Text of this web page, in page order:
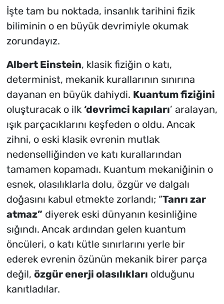
İşte tam bu noktada, insanlık tarihini fizik
biliminin o en büyük devrimiyle okumak
zorundayız.
Albert Einstein, klasik fiziğin o katı,
determinist, mekanik kurallarının sınırına
dayanan en büyük dahiydi. Kuantum fiziğini
oluşturacak o ilk ‘devrimci kapıları’ aralayan,
ışık parçacıklarını keşfeden o oldu. Ancak
zihni, o eski klasik evrenin mutlak
nedenselliğinden ve katı kurallarından
tamamen kopamadı. Kuantum mekaniğinin o
esnek, olasılıklarla dolu, özgür ve dalgalı
doğasını kabul etmekte zorlandı; “Tanrı zar
atmaz”diyerek eski dünyanın kesinliğine
sığındı. Ancak ardından gelen kuantum
öncüleri, o katı kütle sınırlarını yerle bir
ederek evrenin özünün mekanik birer parça
değil, özgür enerji olasılıkları olduğunu
kanıtladılar.